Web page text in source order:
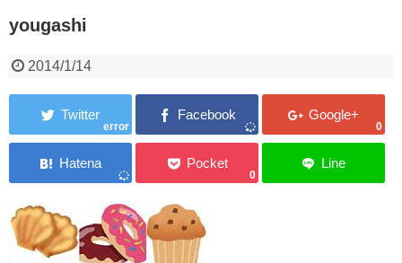
yougashi
2014/1/14
error 0
0